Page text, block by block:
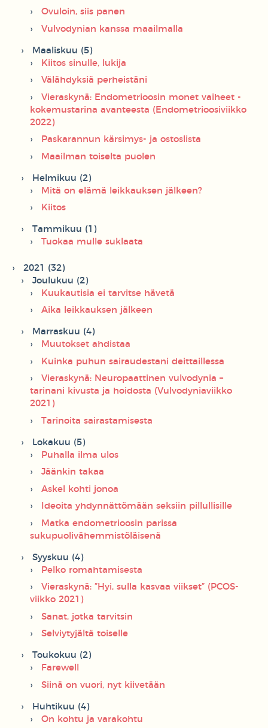
Ovuloin, siis panen
Vulvodynian kanssa maailmalla
Maaliskuu (5)
Kiitos sinulle, lukija
Välähdyksiä perheistäni
Vieraskynä: Endometrioosin monet vaiheet -
kokemustarina avanteesta (Endometrioosiviikko
2022)
Paskarannun kärsimys- ja ostoslista
Maailman toiselta puolen
Helmikuu (2)
Mitä on elämä leikkauksen jälkeen?
Kiitos
Tammikuu (1)
Tuokaa mulle suklaata
2021 (32)
Joulukuu (2)
Kuukautisia ei tarvitse hävetä
Aika leikkauksen jälkeen
Marraskuu (4)
Muutokset ahdistaa
Kuinka puhun sairaudestani deittaillessa
Vieraskynä: Neuropaattinen vulvodynia –
tarinani kivusta ja hoidosta (Vulvodyniaviikko
2021)
Tarinoita sairastamisesta
Lokakuu (5)
Puhalla ilma ulos
Jäänkin takaa
Askel kohti jonoa
Ideoita yhdynnättömään seksiin pillullisille
Matka endometrioosin parissa
sukupuolivähemmistöläisenä
Syyskuu (4)
Pelko romahtamisesta
Vieraskynä: ”Hyi, sulla kasvaa viikset” (PCOS-
viikko 2021)
Sanat, jotka tarvitsin
Selviytyjältä toiselle
Toukokuu (2)
Farewell
Siinä on vuori, nyt kiivetään
Huhtikuu (4)
On kohtu ja varakohtu